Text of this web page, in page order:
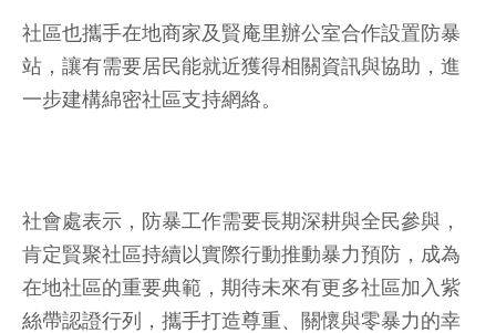
社區也攜手在地商家及賢庵里辦公室合作設置防暴
站，讓有需要居民能就近獲得相關資訊與協助，進
一步建構綿密社區支持網絡。
社會處表示，防暴工作需要長期深耕與全民參與，
肯定賢聚社區持續以實際行動推動暴力預防，成為
在地社區的重要典範，期待未來有更多社區加入紫
絲帶認證行列，攜手打造尊重、關懷與零暴力的幸